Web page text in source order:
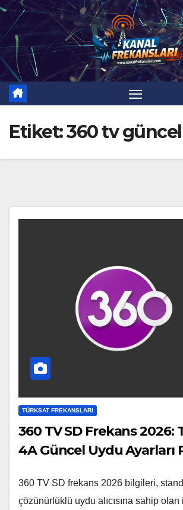
Skip
content
Etiket:360 tv
TÜRKSAT FREKANSLARI
360 TV SD Frekans 2026:
4A Güncel Uydu Ayarları
360 TV SD frekans 2026 bilgileri,
çözünürlüklü uydu alıcısına sahip